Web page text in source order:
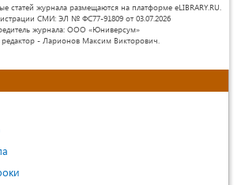
статей журнала размещаются на платформе eLIBRARY.RU.
СМИ: ЭЛ № ФС77-91809 от 03.07.2026
журнала: ООО «Юниверсум»
редактор - Ларионов Максим Викторович.